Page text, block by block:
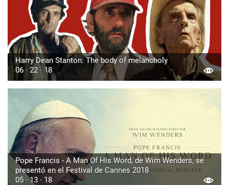
Harry Dean Stanton: The body of melancholy
06 · 22 · 18
Pope Francis - A Man Of His Word, de Wim Wenders, se
presentó en el Festival de Cannes 2018
05 · 13 · 18